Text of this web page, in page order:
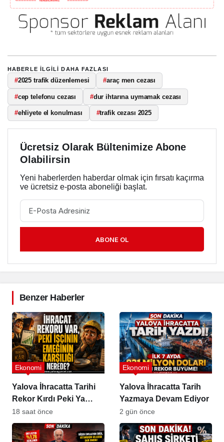
HABERLE ILGILI DAHA FAZLASI
#2025 trafik düzenlemesi #araç men cezası
#cep telefonu cezası #dur ihtarına uymamak cezası
#ehliyete el konulması #trafik cezası 2025
Ücretsiz Olarak Bültenimize Abone
Olabilirsin
Yeni haberlerden haberdar olmak için fırsatı kaçırma
ve ücretsiz e-posta aboneliği başlat.
ABONE OL
Benzer Haberler
Yalova İhracatta Tarihi
Rekor Kırdı Peki Ya
İşçinin Cüzdanı?
Ekonomi
18 saat önce
Yalova İhracatta Tarih
Yazmaya Devam Ediyor
Ekonomi
2 gün önce